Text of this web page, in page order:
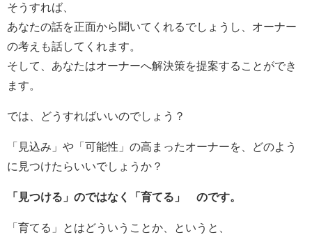
そうすれば、
あなたの話を正面から聞いてくれるでしょうし、オーナー
の考えも話してくれます。
そして、あなたはオーナーへ解決策を提案することができ
ます。
では、どうすればいいのでしょう？
「見込み」や「可能性」の高まったオーナーを、どのよう
に見つけたらいいでしょうか？
「見つける」のではなく「育てる」 のです。
「育てる」とはどういうことか、というと、